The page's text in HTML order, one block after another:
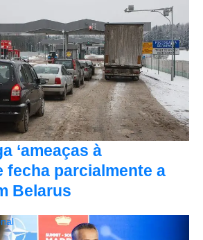
‘ameaças à
fecha parcialmente a
Belarus